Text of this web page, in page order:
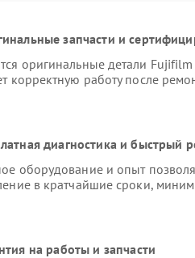
запчасти и
оригинальные детали
корректную работу после
диагностика и быстрый
оборудование и опыт
в кратчайшие сроки,
на работы и запчасти